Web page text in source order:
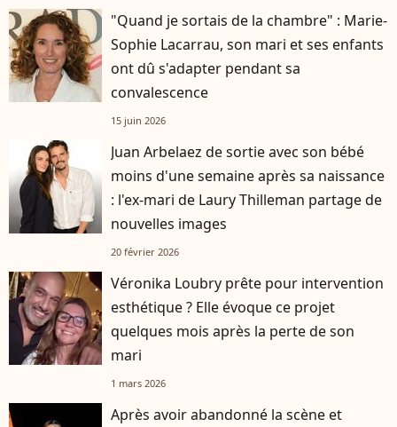
"Quand je sortais de la chambre" : Marie-
Sophie Lacarrau, son mari et ses enfants
ont dû s'adapter pendant sa
convalescence
15 juin 2026
Juan Arbelaez de sortie avec son bébé
moins d'une semaine après sa naissance
: l'ex-mari de Laury Thilleman partage de
nouvelles images
20 février 2026
Véronika Loubry prête pour intervention
esthétique ? Elle évoque ce projet
quelques mois après la perte de son
mari
1 mars 2026
Après avoir abandonné la scène et